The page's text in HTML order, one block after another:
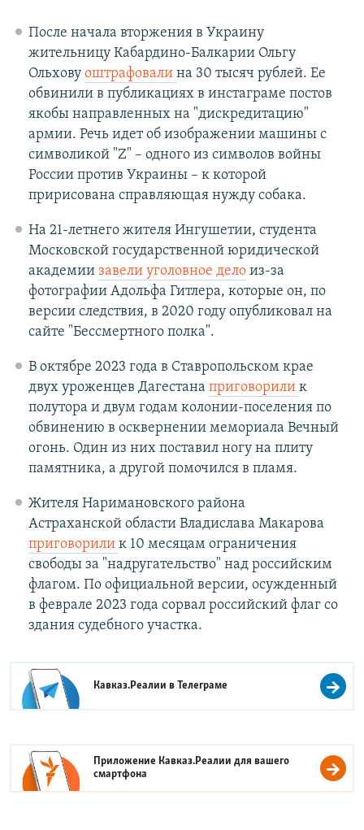
После начала вторжения в Украину
жительницу Кабардино-Балкарии Ольгу
Ольхову оштрафовали на 30 тысяч рублей. Ее
обвинили в публикациях в инстаграме постов
якобы направленных на "дискредитацию"
армии. Речь идет об изображении машины с
символикой "Z" – одного из символов войны
России против Украины – к которой
пририсована справляющая нужду собака.
На 21-летнего жителя Ингушетии, студента
Московской государственной юридической
академии завели уголовное делоиз-за
фотографии Адольфа Гитлера, которые он, по
версии следствия, в 2020 году опубликовал на
сайте "Бессмертного полка".
В октябре 2023 года в Ставропольском крае
двух уроженцев Дагестана приговорили к
полутора и двум годам колонии-поселения по
обвинению в осквернении мемориала Вечный
огонь. Один из них поставил ногу на плиту
памятника, а другой помочился в пламя.
Жителя Наримановского района
Астраханской области Владислава Макарова
приговорили к 10 месяцам ограничения
свободы за "надругательство" над российским
флагом. По официальной версии, осужденный
в феврале 2023 года сорвал российский флаг со
здания судебного участка.
Кавказ.Реалии вТелеграме
Приложение Кавказ.Реалии для вашего
смартфона